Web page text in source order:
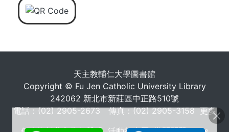
天主教輔仁大學圖書館
Copyright © Fu Jen Catholic University Library
242062 新北市新莊區中正路510號
電話：(02) 2905-2673 傳真：(02) 2905-3158更多